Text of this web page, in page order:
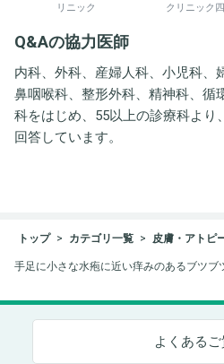
リニック
クリニック
Q&Aの協力医師
内科、外科、産婦人科、小児科、
鼻咽喉科、整形外科、精神科、循
科をはじめ、55以上の診療科より
回答しています。
トップ カテゴリ一覧 皮膚・アトピ
手足に小さな水疱に近い痒みのあるブツブ
よくあるご